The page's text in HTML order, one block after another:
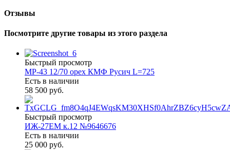
Отзывы
Посмотрите другие товары из этого раздела
Быстрый просмотр
МР-43 12/70 орех КМФ Русич L=725
Есть в наличии
58 500 руб.
Быстрый просмотр
ИЖ-27ЕМ к.12 №9646676
Есть в наличии
25 000 руб.